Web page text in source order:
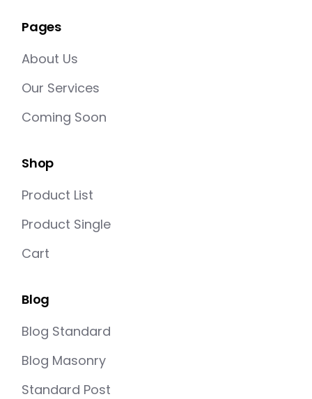
Pages
About Us
Our Services
Coming Soon
Shop
Product List
Product Single
Cart
Blog
Blog Standard
Blog Masonry
Standard Post